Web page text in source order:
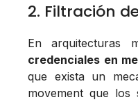
2. Filtración
En arquitecturas
credenciales en
que exista un
movement que los